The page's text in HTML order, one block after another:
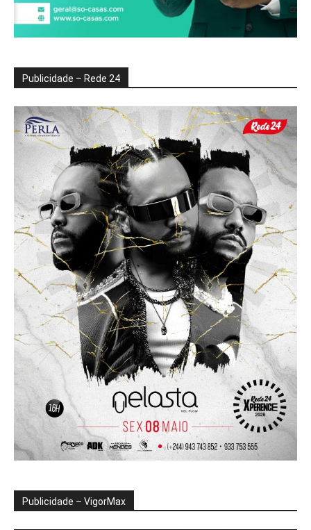
Publicidade – Rede 24
Publicidade – VigorMax